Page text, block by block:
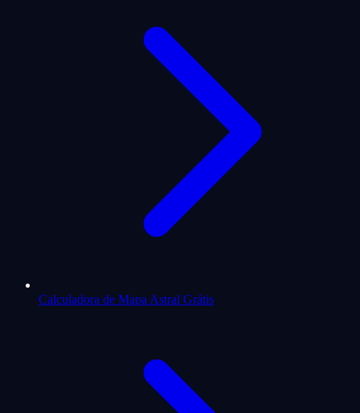
Calculadora de Mapa Astral Grátis